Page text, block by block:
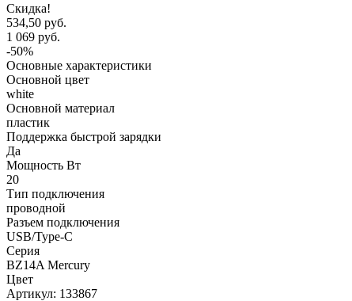
Скидка!
534,50 руб.
1 069 руб.
-50%
Основные характеристики
Основной цвет
white
Основной материал
пластик
Поддержка быстрой зарядки
Да
Мощность Вт
20
Тип подключения
проводной
Разъем подключения
USB/Type-C
Серия
BZ14A Mercury
Цвет
Артикул: 133867